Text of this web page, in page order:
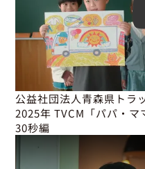
公益社団法人青森県トラ
2025年 TVCM「パパ・マ
30秒編